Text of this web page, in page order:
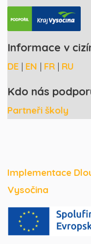
Informace v
DE | EN | FR | RU
Kdo nás
Partneři školy
Implementace
Vysočina